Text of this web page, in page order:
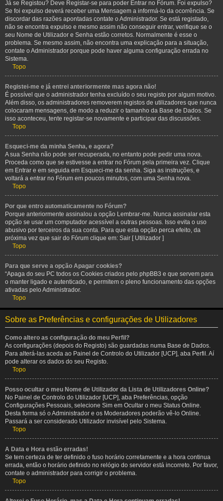
Já se Registou? Deve Registar-se para poder Entrar no Fórum. Foi expulso?
Se foi expulso deverá receber uma Mensagem a informá-lo da ocorrência. Se
discordar das razões apontadas contate o Administrador. Se está registado,
não se encontra expulso e mesmo assim não conseguir entrar, verifique se o
seu Nome de Utilizador e Senha estão corretos. Normalmente é esse o
problema. Se mesmo assim, não encontra uma explicação para a situação,
contate o Administrador porque pode haver alguma configuração errada no
Sistema.
Topo
Registei-me e já entrei anteriormente mas agora não!
É possível que o administrador tenha excluído o seu registo por algum motivo.
Além disso, os administradores removerem registos de utilizadores que nunca
colocaram mensagens, de modo a reduzir o tamanho da Base de Dados. Se
isso aconteceu, tente registar-se novamente e participar das discussões.
Topo
Esqueci-me da minha Senha, e agora?
A sua Senha não pode ser recuperada, no entanto pode pedir uma nova.
Proceda como que se estivesse a entrar no Fórum pela primeira vez. Clique
em Entrar e em seguida em Esqueci-me da senha. Siga as instruções, e
voltará a entrar no Fórum em poucos minutos, com uma Senha nova.
Topo
Por que entro automaticamente no Fórum?
Porque anteriormente assinalou a opção Lembrar-me. Nunca assinalar esta
opção se usar um computador acessível a outras pessoas. Isso evita o uso
abusivo por terceiros da sua conta. Para que esta opção perca efeito, da
próxima vez que sair do Fórum clique em: Sair [ Utilizador ]
Topo
Para que serve a opção Apagar cookies?
“Apaga do seu PC todos os Cookies criados pelo phpBB3 e que servem para
o manter ligado e autenticado, e permitem o pleno funcionamento das opções
ativadas pelo Administrador.
Topo
Sobre as Preferências e configurações de Utilizadores
Como altero as configuração do meu Perfil?
As configurações (depois do Registo) são guardadas numa Base de Dados.
Para alterá-las aceda ao Painel de Controlo do Utilizador [UCP], aba Perfil. Aí
pode alterar os dados do seu Registo.
Topo
Posso ocultar o meu Nome de Utilizador da Lista de Utilizadores Online?
No Painel de Controlo do Utilizador [UCP], aba Preferências, opção
Configurações Pessoais, selecione Sim em Ocultar o meu Status Online.
Desta forma só o Administrador e os Moderadores poderão vê-lo Online.
Passará a ser considerado Utilizador invisível pelo Sistema.
Topo
A Data e Hora estão erradas!
Se tem certeza de ter definido o fuso horário corretamente e a hora continua
errada, então o horário definido no relógio do servidor está incorreto. Por favor,
contate o administrador para corrigir o problema.
Topo